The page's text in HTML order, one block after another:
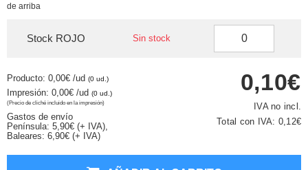
de arriba
Stock ROJO Sin stock
Producto: 0,00€ /ud (0 ud.)
Impresión: 0,00€ /ud (0 ud.)
(Precio de cliché incluido en la impresión)
Gastos de envío
Península: 5,90€ (+ IVA),
Baleares: 6,90€ (+ IVA)
0,10€
IVA no incl.
Total con IVA: 0,12€